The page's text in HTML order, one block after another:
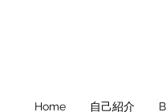
Home 自己紹介